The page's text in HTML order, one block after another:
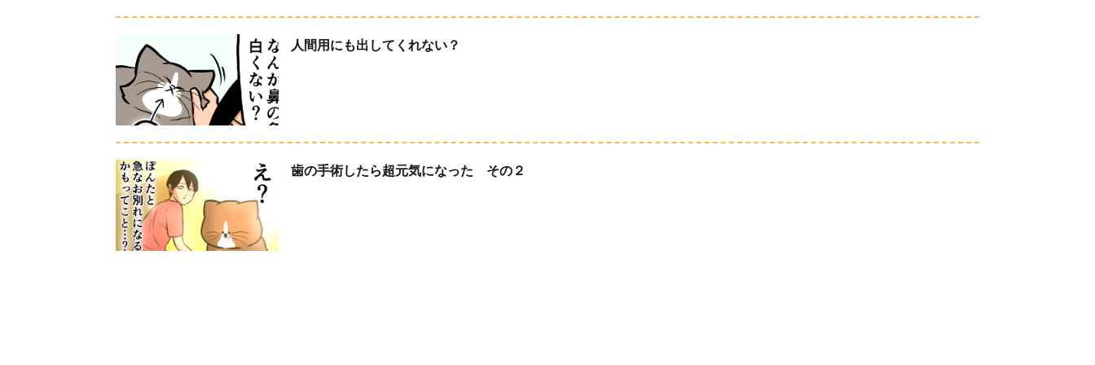
人間用にも出してくれない？
歯の手術したら超元気になった その２